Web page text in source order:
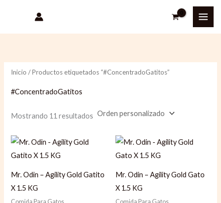
contenido
m
i
m
á
i
m
Inicio / Productos etiquetados “#ConcentradoGatitos”
#ConcentradoGatitos
Mostrando 11 resultados
Mr. Odin – Agility Gold Gatito
X 1.5 KG
Mr. Odin – Agility Gold Gato
X 1.5 KG